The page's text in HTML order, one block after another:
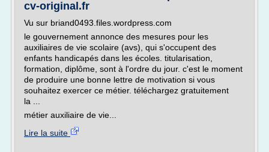
cv-original.fr
Vu sur briand0493.files.wordpress.com
le gouvernement annonce des mesures pour les
auxiliaires de vie scolaire (avs), qui s'occupent des
enfants handicapés dans les écoles. titularisation,
formation, diplôme, sont à l'ordre du jour. c'est le moment
de produire une bonne lettre de motivation si vous
souhaitez exercer ce métier. téléchargez gratuitement
la ...
métier auxiliaire de vie...
Lire la suite